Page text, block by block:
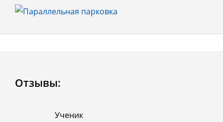
Отзывы:
Ученик